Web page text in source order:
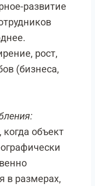
развитие
рост,
(бизнеса,
когда объект
в размерах,